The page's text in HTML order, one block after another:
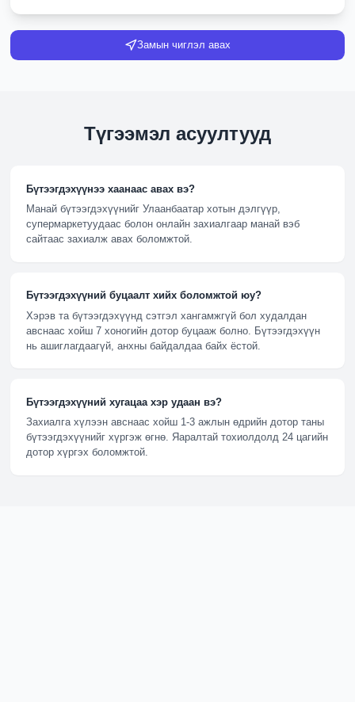
Замын чиглэл авах
Түгээмэл асуултууд
Бүтээгдэхүүнээ хаанаас авах вэ?
Манай бүтээгдэхүүнийг Улаанбаатар хотын дэлгүүр,
супермаркетуудаас болон онлайн захиалгаар манай вэб
сайтаас захиалж авах боломжтой.
Бүтээгдэхүүний буцаалт хийх боломжтой юу?
Хэрэв та бүтээгдэхүүнд сэтгэл хангамжгүй бол худалдан
авснаас хойш 7 хоногийн дотор буцааж болно. Бүтээгдэхүүн
нь ашиглагдаагүй, анхны байдалдаа байх ёстой.
Бүтээгдэхүүний хугацаа хэр удаан вэ?
Захиалга хүлээн авснаас хойш 1-3 ажлын өдрийн дотор таны
бүтээгдэхүүнийг хүргэж өгнө. Яаралтай тохиолдолд 24 цагийн
дотор хүргэх боломжтой.